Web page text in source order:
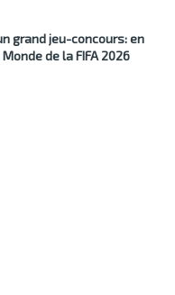
grand jeu-concours: en
de la FIFA 2026